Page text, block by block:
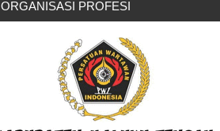
ORGANISASI PROFESI